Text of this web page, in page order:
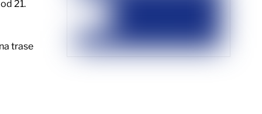
21.
trase